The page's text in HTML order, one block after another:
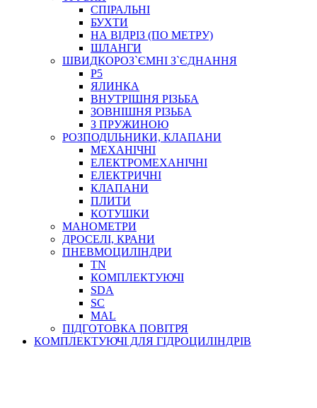
СПІРАЛЬНІ
БУХТИ
НА ВІДРІЗ (ПО МЕТРУ)
ШЛАНГИ
ШВИДКОРОЗ`ЄМНІ З`ЄДНАННЯ
P5
ЯЛИНКА
ВНУТРІШНЯ РІЗЬБА
ЗОВНІШНЯ РІЗЬБА
З ПРУЖИНОЮ
РОЗПОДІЛЬНИКИ, КЛАПАНИ
МЕХАНІЧНІ
ЕЛЕКТРОМЕХАНІЧНІ
ЕЛЕКТРИЧНІ
КЛАПАНИ
ПЛИТИ
КОТУШКИ
МАНОМЕТРИ
ДРОСЕЛІ, КРАНИ
ПНЕВМОЦИЛІНДРИ
TN
КОМПЛЕКТУЮЧІ
SDA
SC
MAL
ПІДГОТОВКА ПОВІТРЯ
КОМПЛЕКТУЮЧІ ДЛЯ ГІДРОЦИЛІНДРІВ